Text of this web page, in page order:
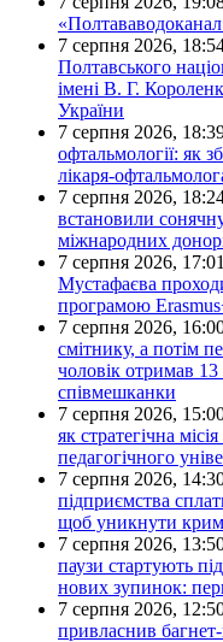
7 серпня 2026,
Полтавського
імені В. Г.
України
7 серпня 2026,
офтальмології: як
лікаря-
7 серпня 2026,
встановили
міжнародних
7 серпня 2026, 17:01
Мустафаєва
програмою
7 серпня 2026,
смітнику, а потім
чоловік отримав
співмешканки
7 серпня 2026,
як стратегічна
педагогічного
7 серпня 2026,
підприємства
щоб уникнути
7 серпня 2026,
паузи стартують
нових зупинок:
7 серпня 2026,
привласнив